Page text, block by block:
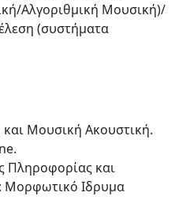
Αλγοριθμική Μουσική)/
(συστήματα
Μουσική Ακουστική.
Πληροφορίας και
Μορφωτικό Ιδρυμα